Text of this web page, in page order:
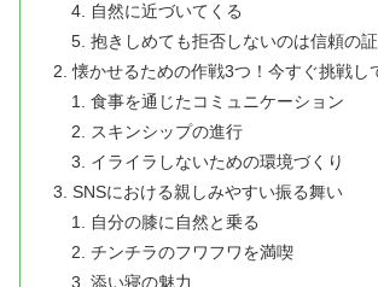
自然に近づいてくる
抱きしめても拒否しないのは信頼の証
懐かせるための作戦3つ！今すぐ挑戦し
食事を通じたコミュニケーション
スキンシップの進行
イライラしないための環境づくり
SNSにおける親しみやすい振る舞い
自分の膝に自然と乗る
チンチラのフワフワを満喫
添い寝の魅力